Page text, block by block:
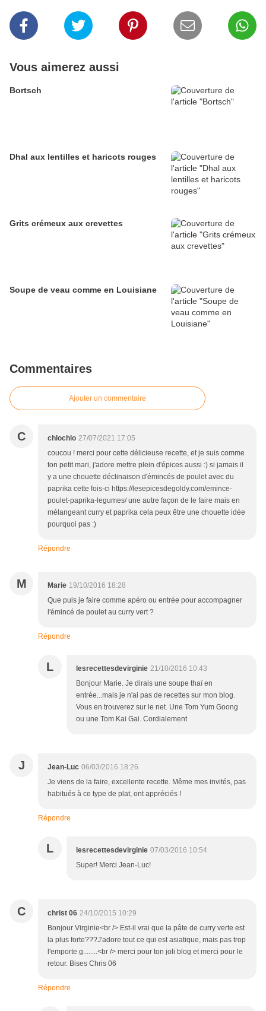
Vous aimerez aussi
Bortsch
Dhal aux lentilles et haricots rouges
Grits crémeux aux crevettes
Soupe de veau comme en Louisiane
Commentaires
Ajouter un commentaire
C chlochlo 27/07/2021 17:05
coucou ! merci pour cette délicieuse recette, et je suis comme
ton petit mari, j'adore mettre plein d'épices aussi :) si jamais il
y a une chouette déclinaison d'émincés de poulet avec du
paprika cette fois-ci https://lesepicesdegoldy.com/emince-
poulet-paprika-legumes/ une autre façon de le faire mais en
mélangeant curry et paprika cela peux être une chouette idée
pourquoi pas :)
Répondre
M Marie 19/10/2016 18:28
Que puis je faire comme apéro ou entrée pour accompagner
l'émincé de poulet au curry vert ?
Répondre
L lesrecettesdevirginie 21/10/2016 10:43
Bonjour Marie. Je dirais une soupe thaï en
entrée...mais je n'ai pas de recettes sur mon blog.
Vous en trouverez sur le net. Une Tom Yum Goong
ou une Tom Kai Gai. Cordialement
J Jean-Luc 06/03/2016 18:26
Je viens de la faire, excellente recette. Même mes invités, pas
habitués à ce type de plat, ont appréciés !
Répondre
L lesrecettesdevirginie 07/03/2016 10:54
Super! Merci Jean-Luc!
C christ 06 24/10/2015 10:29
Bonjour Virginie<br /> Est-il vrai que la pâte de curry verte est
la plus forte???J'adore tout ce qui est asiatique, mais pas trop
l'emporte g........<br /> merci pour ton joli blog et merci pour le
retour. Bises Chris 06
Répondre